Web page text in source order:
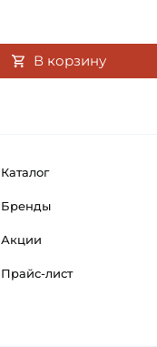
В корзину
Каталог
Бренды
Акции
Прайс-лист